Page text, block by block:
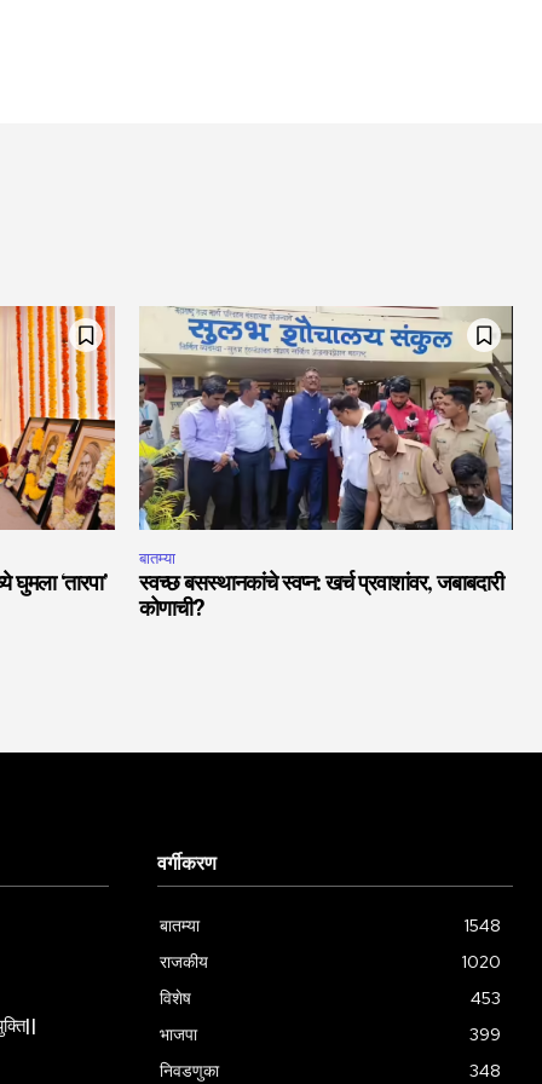
घुमला ‘तारपा’
बातम्या
स्वच्छ बसस्थानकांचे स्वप्न: खर्च प्रवाशांवर, जबाबदारी
कोणाची?
वर्गीकरण
बातम्या
1548
राजकीय
1020
विशेष
453
भाजपा
399
निवडणुका
348